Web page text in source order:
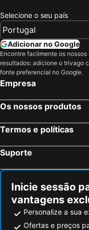
Hotel Montana
Hotel Churchill
Lyon, Ródano-Alpes
Grenoble, Ródano-Alpes
Les Deux Alpes, Ródano-Alpes
Nice, Provença-Alpes-Costa Azul
Estrasburgo, Alsácia
Montévrain, França
Colmar, Alsácia Hotéis
Selecione o seu país
Adicionar no Google
Encontre facilmente os nossos
resultados: adicione o trivago
fonte preferencial no Google.
Empresa
Os nossos produtos
Termos e políticas
Suporte
Inicie sessão
vantagens
Personalize a sua
Ofertas e preços